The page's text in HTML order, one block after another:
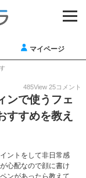
マイページ
485View 25コメント
ンで使うフェ
すすめを教え
ントをして非日常感
心配なので顔に書け